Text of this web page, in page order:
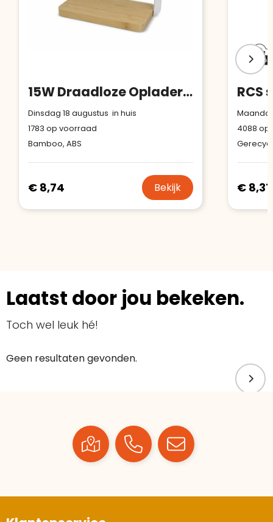
15W Draadloze Oplader met Dimbare LED Lamp
Dinsdag 18 augustus in huis
1783 op voorraad
Bamboo, ABS
€ 8,74 Bekijk
4088 op
€ 8,31
Laatst door jou bekeken.
Toch wel leuk hé!
Geen resultaten gevonden.